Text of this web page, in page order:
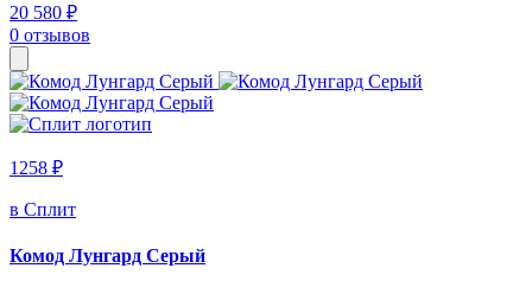
20 580 ₽
0 отзывов
1258 ₽
в Сплит
Комод Лунгард Серый